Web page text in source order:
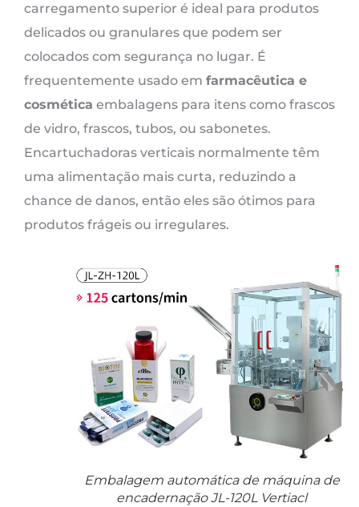
carregamento superior é ideal para produtos
delicados ou granulares que podem ser
colocados com segurança no lugar. É
frequentemente usado em farmacêutica e
cosmética embalagens para itens como frascos
de vidro, frascos, tubos, ou sabonetes.
Encartuchadoras verticais normalmente têm
uma alimentação mais curta, reduzindo a
chance de danos, então eles são ótimos para
produtos frágeis ou irregulares.
Embalagem automática de máquina de
encadernação JL-120L Vertiacl